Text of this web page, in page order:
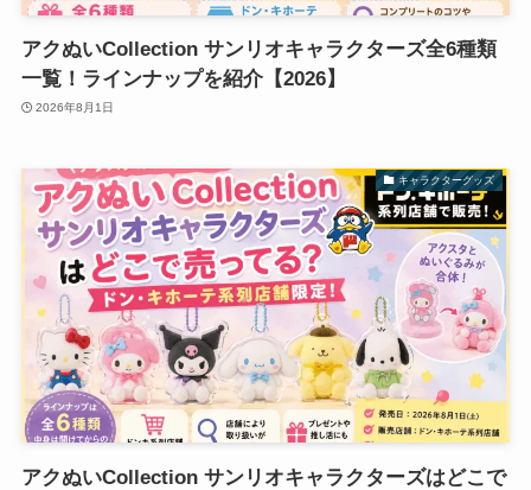
アクぬいCollection サンリオキャラクターズ全6種類
一覧！ラインナップを紹介【2026】
2026年8月1日
キャラクターグッズ
アクぬいCollection サンリオキャラクターズはどこで